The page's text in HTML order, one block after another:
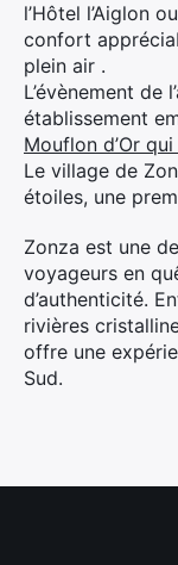
l’Hôtel l’Aiglon
confort
plein air .
L’évènement de
établissement
Mouflon d’Or
Le village de
étoiles, une
Zonza est une
voyageurs en
d’authenticité.
rivières
offre une
Sud.